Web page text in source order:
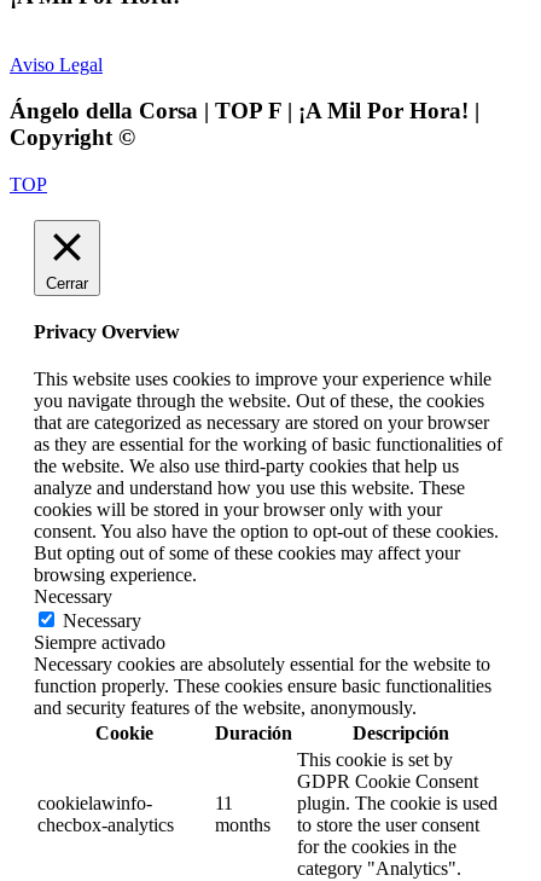
Aviso Legal
Ángelo della Corsa | TOP F | ¡A Mil Por Hora! |
Copyright ©
TOP
Cerrar
Privacy Overview
This website uses cookies to improve your experience while
you navigate through the website. Out of these, the cookies
that are categorized as necessary are stored on your browser
as they are essential for the working of basic functionalities of
the website. We also use third-party cookies that help us
analyze and understand how you use this website. These
cookies will be stored in your browser only with your
consent. You also have the option to opt-out of these cookies.
But opting out of some of these cookies may affect your
browsing experience.
Necessary
Necessary
Siempre activado
Necessary cookies are absolutely essential for the website to
function properly. These cookies ensure basic functionalities
and security features of the website, anonymously.
Cookie
Duración Descripción
cookielawinfo-
checbox-analytics
11
months
This cookie is set by
GDPR Cookie Consent
plugin. The cookie is used
to store the user consent
for the cookies in the
category "Analytics".